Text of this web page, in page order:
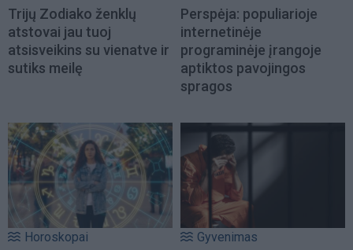
Trijų Zodiako ženklų
atstovai jau tuoj
atsisveikins su vienatve ir
sutiks meilę
Perspėja: populiarioje
internetinėje
programinėje įrangoje
aptiktos pavojingos
spragos
Horoskopai Gyvenimas